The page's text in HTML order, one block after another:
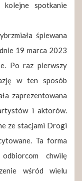
spotkanie
śpiewana
19 marca 2023
Po raz pierwszy
w ten sposób
zaprezentowana
i aktorów.
ze stacjami Drogi
Ta forma
chwilę
wśród wielu